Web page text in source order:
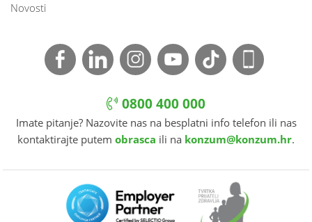
Novosti
0800 400 000
Imate pitanje? Nazovite nas na besplatni info telefon ili nas
kontaktirajte putem obrasca ili na konzum@konzum.hr.